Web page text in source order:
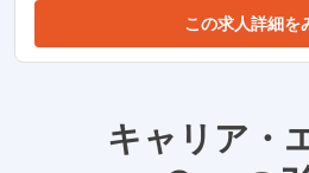
この求人詳細を
キャリア・